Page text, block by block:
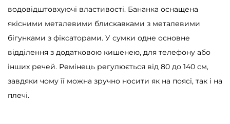
водовідштовхуючі властивості. Бананка оснащена
якісними металевими блискавками з металевими
бігунками з фіксаторами. У сумки одне основне
відділення з додатковою кишенею, для телефону або
інших речей. Ремінець регулюється від 80 до 140 см,
завдяки чому її можна зручно носити як на поясі, так і на
плечі.